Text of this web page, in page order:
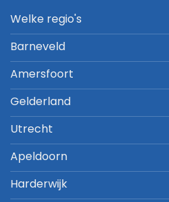
Welke regio's
Barneveld
Amersfoort
Gelderland
Utrecht
Apeldoorn
Harderwijk